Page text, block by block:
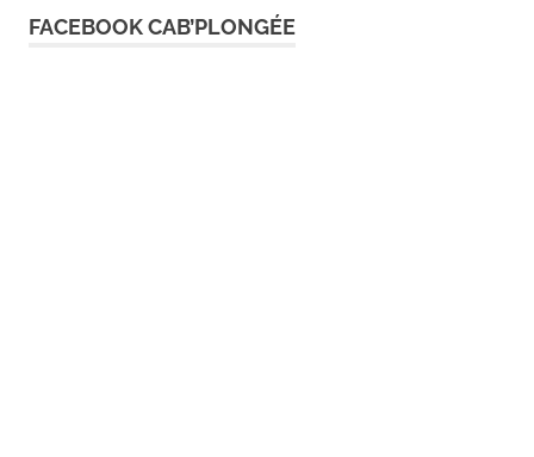
FACEBOOK CAB’PLONGÉE